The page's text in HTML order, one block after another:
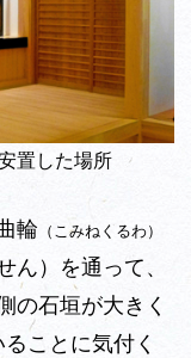
置した場所
輪 （こみねくるわ）
ん）を通って、
の石垣が大きく
ことに気付く